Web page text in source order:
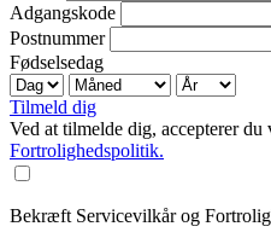
Adgangskode
Postnummer
Fødselsedag
Tilmeld dig
Ved at tilmelde dig, accepterer du
Fortrolighedspolitik.
Bekræft Servicevilkår og